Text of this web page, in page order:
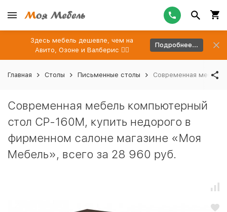
Здесь мебель дешевле, чем на
Авито, Озоне и Валберис 👉🏻
Подробнее...
Главная Столы Письменные столы Современная мебель
Современная мебель компьютерный
стол СР-160М, купить недорого в
фирменном салоне магазине «Моя
Мебель», всего за 28 960 руб.